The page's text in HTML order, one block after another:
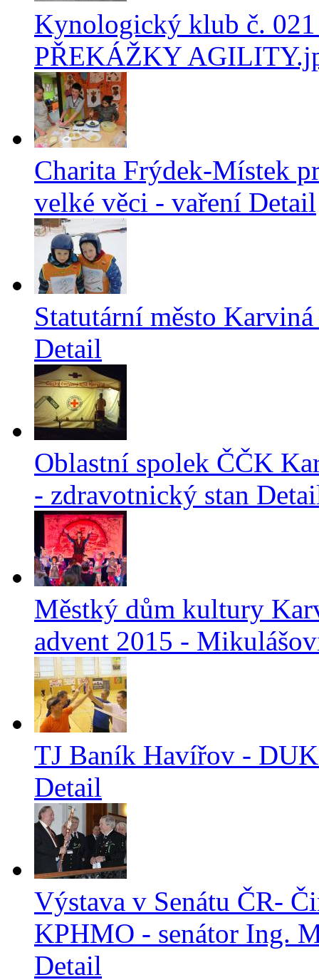
Kynologický klub č.
PŘEKÁŽKY
Charita Frýdek-Místek
velké věci - vaření Detail
Statutární město
Detail
Oblastní spolek ČČK
- zdravotnický stan
Městký dům kultury
advent 2015 -
TJ Baník Havířov -
Detail
Výstava v Senátu ČR-
KPHMO - senátor Ing.
Detail